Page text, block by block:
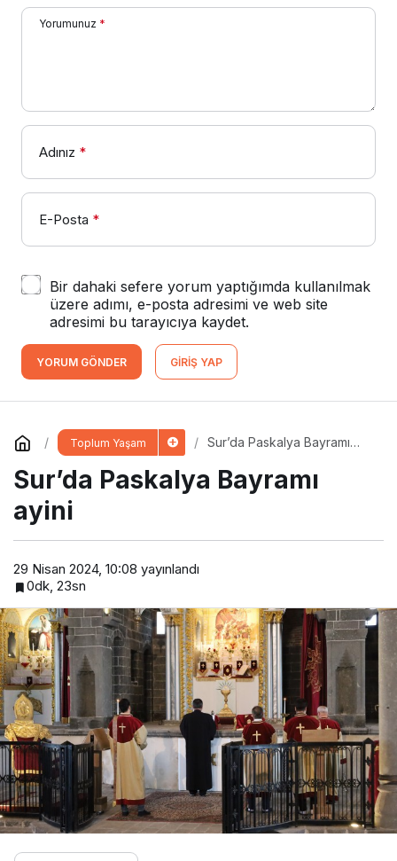
Yorumunuz *
Adınız *
E-Posta *
Bir dahaki sefere yorum yaptığımda kullanılmak
üzere adımı, e-posta adresimi ve web site
adresimi bu tarayıcıya kaydet.
YORUM GÖNDER GIRIŞ YAP
Toplum Yaşam
Sur’da Paskalya Bayramı
Sur’da Paskalya Bayramı
ayini
29 Nisan 2024, 10:08 yayınlandı
0dk, 23sn